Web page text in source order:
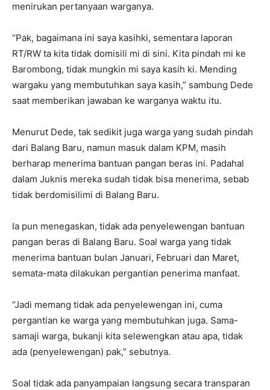
menirukan pertanyaan warganya.
“Pak, bagaimana ini saya kasihki, sementara laporan
RT/RW ta kita tidak domisili mi di sini. Kita pindah mi ke
Barombong, tidak mungkin mi saya kasih ki. Mending
wargaku yang membutuhkan saya kasih,” sambung Dede
saat memberikan jawaban ke warganya waktu itu.
Menurut Dede, tak sedikit juga warga yang sudah pindah
dari Balang Baru, namun masuk dalam KPM, masih
berharap menerima bantuan pangan beras ini. Padahal
dalam Juknis mereka sudah tidak bisa menerima, sebab
tidak berdomisilimi di Balang Baru.
Ia pun menegaskan, tidak ada penyelewengan bantuan
pangan beras di Balang Baru. Soal warga yang tidak
menerima bantuan bulan Januari, Februari dan Maret,
semata-mata dilakukan pergantian penerima manfaat.
“Jadi memang tidak ada penyelewengan ini, cuma
pergantian ke warga yang membutuhkan juga. Sama-
samaji warga, bukanji kita selewengkan atau apa, tidak
ada (penyelewengan) pak,” sebutnya.
Soal tidak ada panyampaian langsung secara transparan